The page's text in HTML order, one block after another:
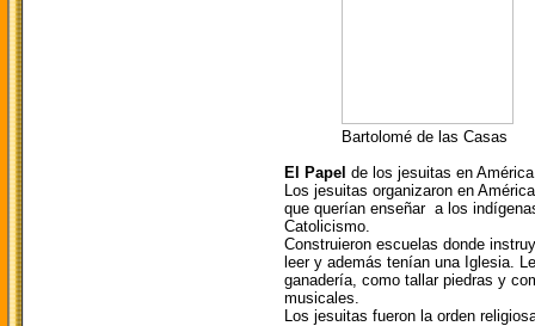
Bartolomé de las Casas
El Papel de los jesuitas en
Los jesuitas organizaron en
que querían enseñar a los
Catolicismo.
Construieron escuelas donde
leer y además tenían una Iglesia.
ganadería, como tallar piedras y
musicales.
Los jesuitas fueron la orden